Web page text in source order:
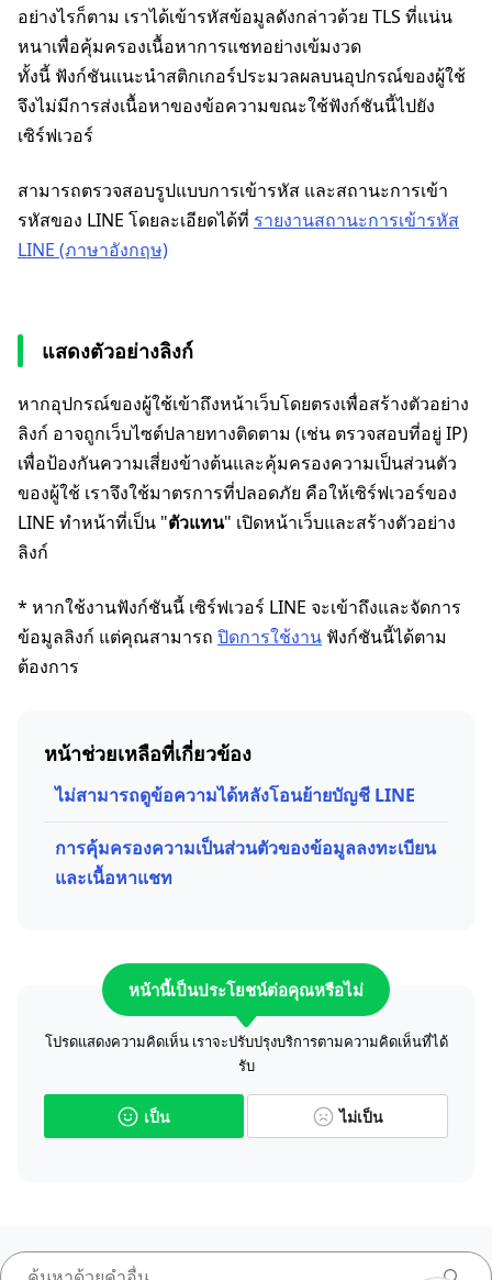
อย่างไรก็ตาม เราได้เข้ารหัสข้อมูลดังกล่าวด้วย TLS ที่แน่น
หนาเพื่อคุ้มครองเนื้อหาการแชทอย่างเข้มงวด
ทั้งนี้ ฟังก์ชันแนะนำสติกเกอร์ประมวลผลบนอุปกรณ์ของผู้ใช้
จึงไม่มีการส่งเนื้อหาของข้อความขณะใช้ฟังก์ชันนี้ไปยัง
เซิร์ฟเวอร์
สามารถตรวจสอบรูปแบบการเข้ารหัส และสถานะการเข้า
รหัสของ LINE โดยละเอียดได้ที่ รายงานสถานะการเข้ารหัส
LINE (ภาษาอังกฤษ)
แสดงตัวอย่างลิงก์
หากอุปกรณ์ของผู้ใช้เข้าถึงหน้าเว็บโดยตรงเพื่อสร้างตัวอย่าง
ลิงก์ อาจถูกเว็บไซต์ปลายทางติดตาม (เช่น ตรวจสอบที่อยู่ IP)
เพื่อป้องกันความเสี่ยงข้างต้นและคุ้มครองความเป็นส่วนตัว
ของผู้ใช้ เราจึงใช้มาตรการที่ปลอดภัย คือให้เซิร์ฟเวอร์ของ
LINE ทำหน้าที่เป็น "ตัวแทน" เปิดหน้าเว็บและสร้างตัวอย่าง
ลิงก์
* หากใช้งานฟังก์ชันนี้ เซิร์ฟเวอร์ LINE จะเข้าถึงและจัดการ
ข้อมูลลิงก์ แต่คุณสามารถ ปิดการใช้งาน ฟังก์ชันนี้ได้ตาม
ต้องการ
หน้าช่วยเหลือที่เกี่ยวข้อง
ไม่สามารถดูข้อความได้หลังโอนย้ายบัญชี LINE
การคุ้มครองความเป็นส่วนตัวของข้อมูลลงทะเบียน
และเนื้อหาแชท
หน้านี้เป็นประโยชน์ต่อคุณหรือไม่
โปรดแสดงความคิดเห็น เราจะปรับปรุงบริการตามความคิดเห็นที่ได้
รับ
เป็น ไม่เป็น